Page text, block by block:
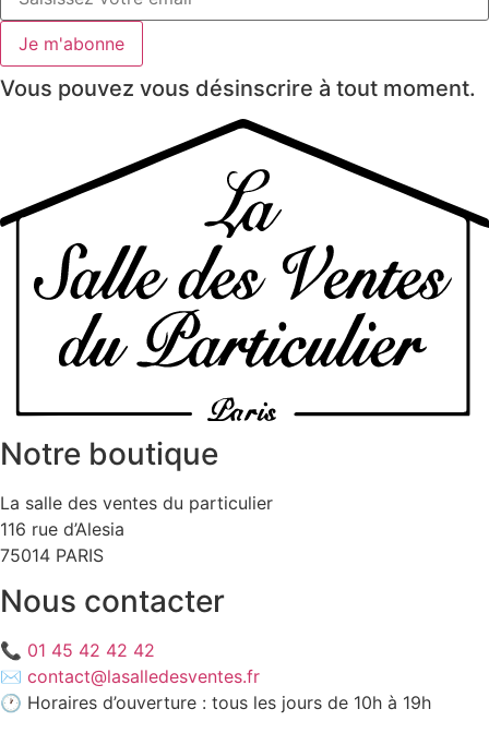
Je m'abonne
Vous pouvez vous désinscrire à tout moment.
Notre boutique
La salle des ventes du particulier
116 rue d’Alesia
75014 PARIS
Nous contacter
📞 01 45 42 42 42
✉️ contact@lasalledesventes.fr
🕐 Horaires d’ouverture : tous les jours de 10h à 19h